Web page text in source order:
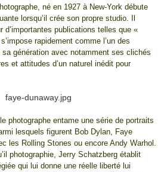
né en 1927 à New-York débute
lorsqu’il crée son propre studio. Il
d’importantes publications telles que «
rapidement comme l’un des
génération avec notamment ses clichés
et attitudes d’un naturel inédit pour
photographe entame une série de portraits
lesquels figurent Bob Dylan, Faye
les Rolling Stones ou encore Andy Warhol.
photographie, Jerry Schatzberg établit
qui lui donne une réelle liberté lui